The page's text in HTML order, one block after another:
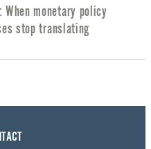
When monetary policy
stop translating